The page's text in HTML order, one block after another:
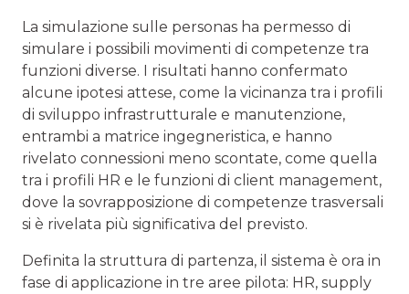
La simulazione sulle personas ha permesso di
simulare i possibili movimenti di competenze tra
funzioni diverse. I risultati hanno confermato
alcune ipotesi attese, come la vicinanza tra i profili
di sviluppo infrastrutturale e manutenzione,
entrambi a matrice ingegneristica, e hanno
rivelato connessioni meno scontate, come quella
tra i profili HR e le funzioni di client management,
dove la sovrapposizione di competenze trasversali
si è rivelata più significativa del previsto.
Definita la struttura di partenza, il sistema è ora in
fase di applicazione in tre aree pilota: HR, supply